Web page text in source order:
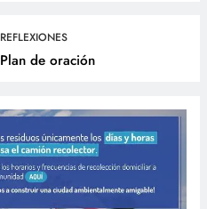
REFLEXIONES
Plan de oración